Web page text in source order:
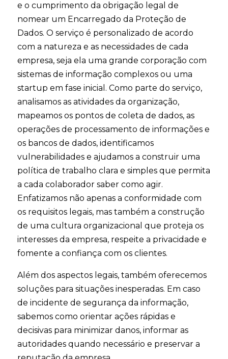
e o cumprimento da obrigação legal de
nomear um Encarregado da Proteção de
Dados. O serviço é personalizado de acordo
com a natureza e as necessidades de cada
empresa, seja ela uma grande corporação com
sistemas de informação complexos ou uma
startup em fase inicial. Como parte do serviço,
analisamos as atividades da organização,
mapeamos os pontos de coleta de dados, as
operações de processamento de informações e
os bancos de dados, identificamos
vulnerabilidades e ajudamos a construir uma
política de trabalho clara e simples que permita
a cada colaborador saber como agir.
Enfatizamos não apenas a conformidade com
os requisitos legais, mas também a construção
de uma cultura organizacional que proteja os
interesses da empresa, respeite a privacidade e
fomente a confiança com os clientes.
Além dos aspectos legais, também oferecemos
soluções para situações inesperadas. Em caso
de incidente de segurança da informação,
sabemos como orientar ações rápidas e
decisivas para minimizar danos, informar as
autoridades quando necessário e preservar a